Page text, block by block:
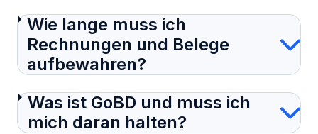
Wie lange muss ich
Rechnungen und Belege
aufbewahren?
Was ist GoBD und muss ich
mich daran halten?